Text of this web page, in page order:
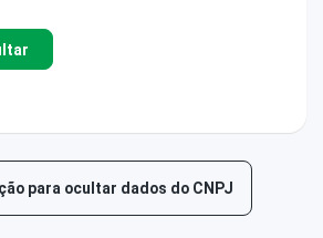
para ocultar dados do CNPJ